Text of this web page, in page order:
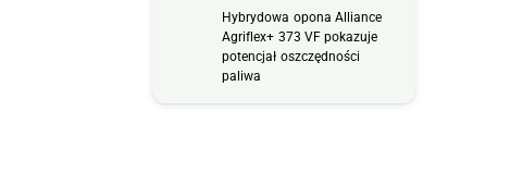
Hybrydowa opona Alliance
Agriflex+ 373 VF pokazuje
potencjał oszczędności
paliwa